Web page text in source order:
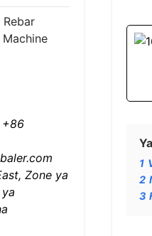
+86
Zone ya
1
2
3